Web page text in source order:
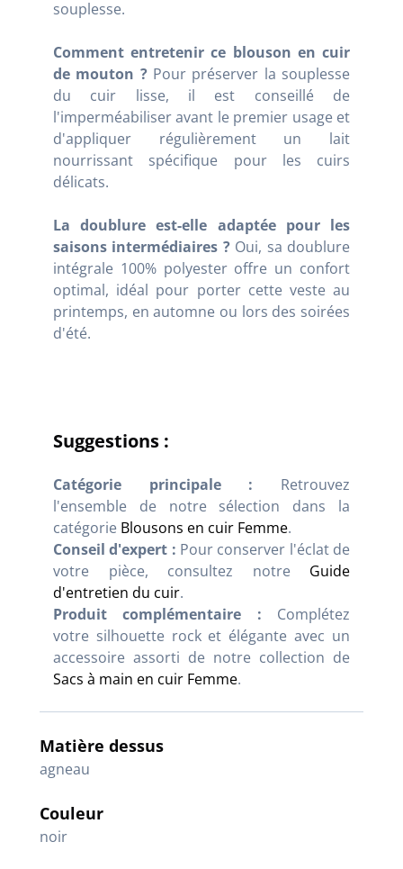
souplesse.
Comment entretenir ce blouson en cuir
de mouton ?Pour préserver la souplesse
du cuir lisse, il est conseillé de
l'imperméabiliser avant le premier usage et
d'appliquer régulièrement un lait
nourrissant spécifique pour les cuirs
délicats.
La doublure est-elle adaptée pour les
saisons intermédiaires ?Oui, sa doublure
intégrale 100% polyester offre un confort
optimal, idéal pour porter cette veste au
printemps, en automne ou lors des soirées
d'été.
Suggestions :
Catégorie principale : Retrouvez
l'ensemble de notre sélection dans la
catégorie Blousons en cuir Femme.
Conseil d'expert : Pour conserver l'éclat de
votre pièce, consultez notre Guide
d'entretien du cuir.
Produit complémentaire : Complétez
votre silhouette rock et élégante avec un
accessoire assorti de notre collection de
Sacs à main en cuir Femme.
Matière dessus
agneau
Couleur
noir